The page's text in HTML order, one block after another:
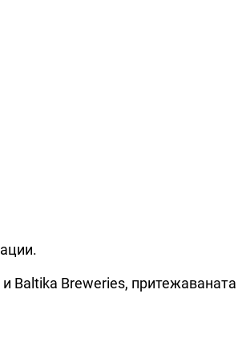
Baltika Breweries, притежаваната